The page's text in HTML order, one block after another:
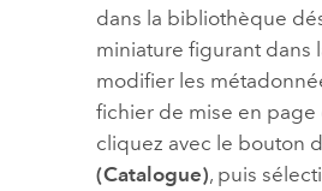
dans la bibliothèque
miniature figurant dans
modifier les
fichier de mise en
cliquez avec le bouton
(Catalogue), puis